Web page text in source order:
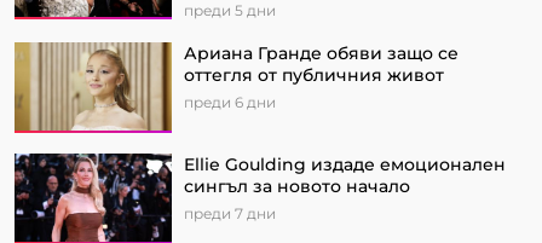
преди 5 дни
Ариана Гранде обяви защо се
оттегля от публичния живот
преди 6 дни
Ellie Goulding издаде емоционален
сингъл за новото начало
преди 7 дни